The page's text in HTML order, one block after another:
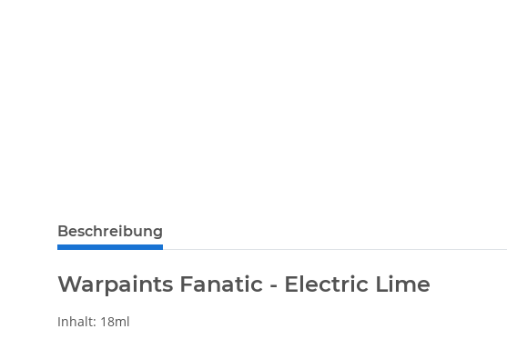
weitere Registerkarten anzeigen
Beschreibung
Warpaints Fanatic - Electric Lime
Inhalt: 18ml